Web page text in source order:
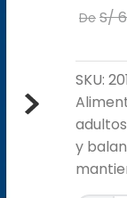
De S/6
SKU:
y